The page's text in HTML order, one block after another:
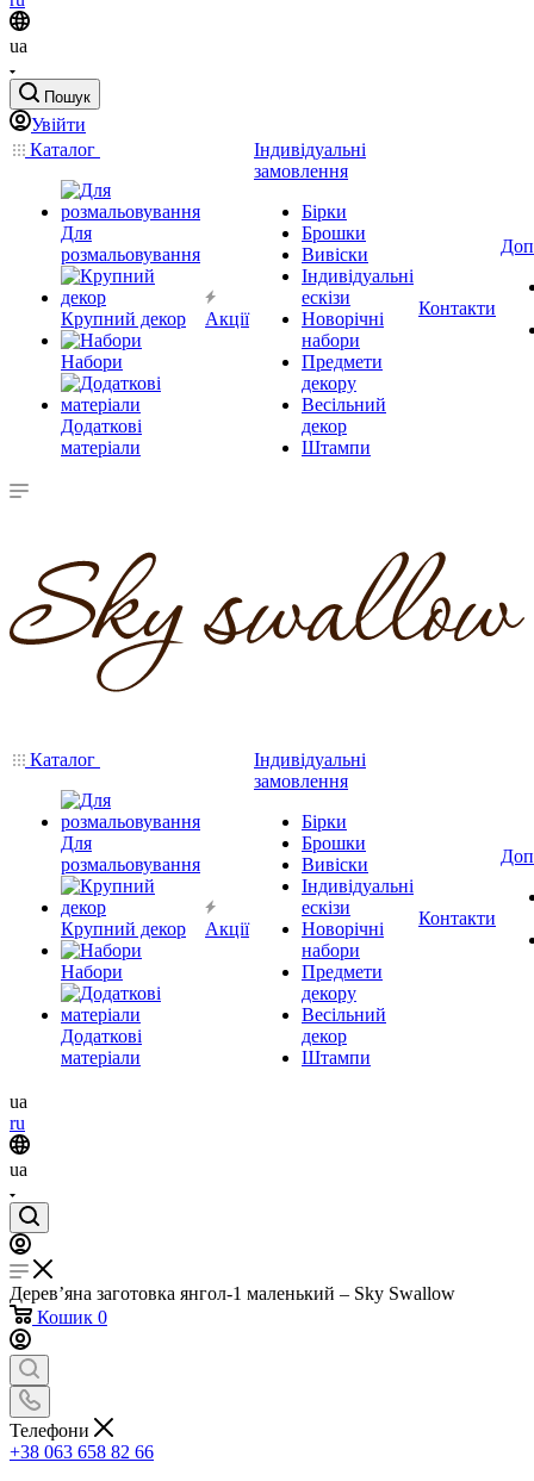
ua
Пошук
Увійти
Каталог
Для
розмальовування
Крупний декор
Набори
Додаткові
матеріали
Акції
Індивідуальні
замовлення
Бірки
Брошки
Вивіски
Індивідуальні
ескізи
Новорічні
набори
Предмети
декору
Весільний
декор
Штампи
Контакти
Каталог
Для
розмальовування
Крупний декор
Набори
Додаткові
матеріали
Акції
Індивідуальні
замовлення
Бірки
Брошки
Вивіски
Індивідуальні
ескізи
Новорічні
набори
Предмети
декору
Весільний
декор
Штампи
Контакти
ua
ru
ua
Дерев’яна заготовка янгол-1 маленький – Sky Swallow
Кошик 0
Телефони
+38 063 658 82 66